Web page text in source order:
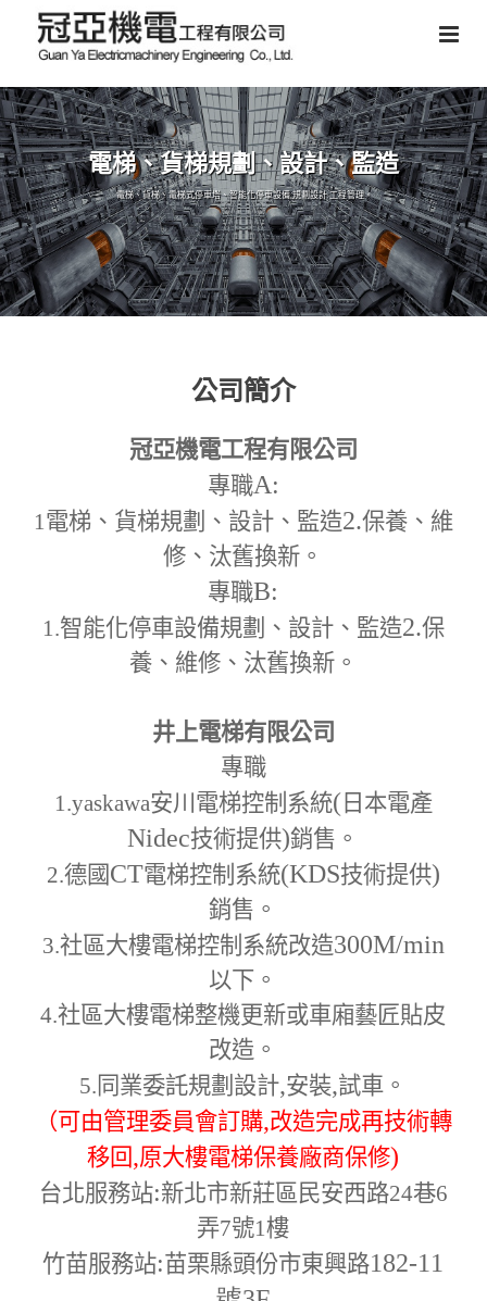
電梯、貨梯規劃、設計、監造
電梯、貨梯、電梯式停車塔、智能化停車設備,規劃設計,工程管理。
公司簡介
冠亞機電工程有限公司
專職A:
1電梯、貨梯規劃、設計、監造2.保養、維
修、汰舊換新。
專職B:
1.智能化停車設備規劃、設計、監造2.保
養、維修、汰舊換新。
井上電梯有限公司
專職
1.yaskawa安川電梯控制系統( 日本電產
Nidec技術提供)銷售。
2.德國 CT電梯控制系統(KDS技術提供)
銷售。
3.社區大樓電梯控制系統改造300M/min
以下。
4.社區大樓電梯整機更新或車廂藝匠貼皮
改造。
5. 同業委託規劃設計,安裝,試車。
（可由管理委員會訂購,改造完成再技術轉
移回,原大樓電梯保養廠商保修)
台北服務站:新北市新莊區民安西路24巷6
弄7號1樓
竹苗服務站:苗栗縣頭份市東興路182-11